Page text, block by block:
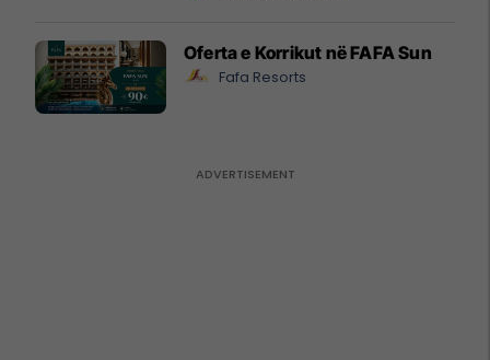
Oferta e Korrikut në FAFA Sun
Fafa Resorts